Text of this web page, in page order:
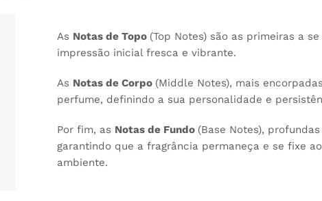
As Notas de Topo (Top Notes) são as primeiras a
impressão inicial fresca e vibrante.
As Notas de Corpo (Middle Notes), mais
perfume, definindo a sua personalidade e
Por fim, as Notas de Fundo (Base Notes),
garantindo que a fragrância permaneça e se fixe
ambiente.